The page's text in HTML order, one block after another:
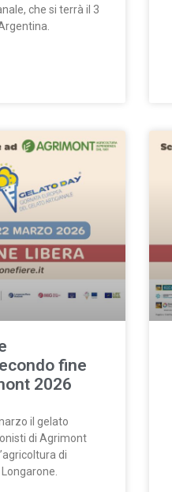
che si terrà il 3
fine
2026
il gelato
di Agrimont
di